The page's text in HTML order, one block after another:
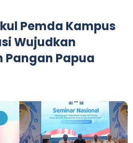
Pemda Kampus
Wujudkan
Pangan Papua